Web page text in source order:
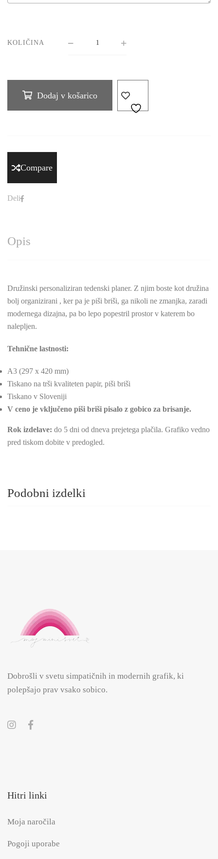
KOLIČINA
Dodaj v košarico
Compare
Deli
Opis
Družinski personaliziran tedenski planer. Z njim boste kot družina
bolj organizirani , ker pa je piši briši, ga nikoli ne zmanjka, zaradi
modernega dizajna, pa bo lepo popestril prostor v katerem bo
nalepljen.
Tehnične lastnosti:
A3 (297 x 420 mm)
Tiskano na trši kvaliteten papir, piši briši
Tiskano v Sloveniji
V ceno je vključeno piši briši pisalo z gobico za brisanje.
Rok izdelave: do 5 dni od dneva prejetega plačila. Grafiko vedno
pred tiskom dobite v predogled.
Podobni izdelki
Dobrošli v svetu simpatičnih in modernih grafik, ki
polepšajo prav vsako sobico.
Hitri linki
Moja naročila
Pogoji uporabe